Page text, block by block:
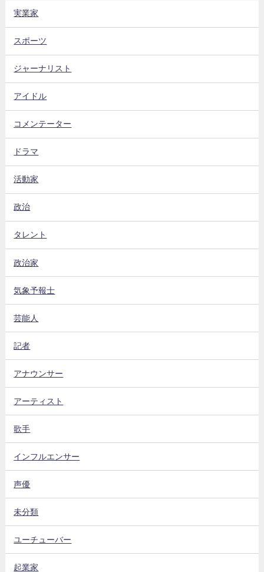
実業家
スポーツ
ジャーナリスト
アイドル
コメンテーター
ドラマ
活動家
政治
タレント
政治家
気象予報士
芸能人
記者
アナウンサー
アーティスト
歌手
インフルエンサー
声優
未分類
ユーチューバー
起業家